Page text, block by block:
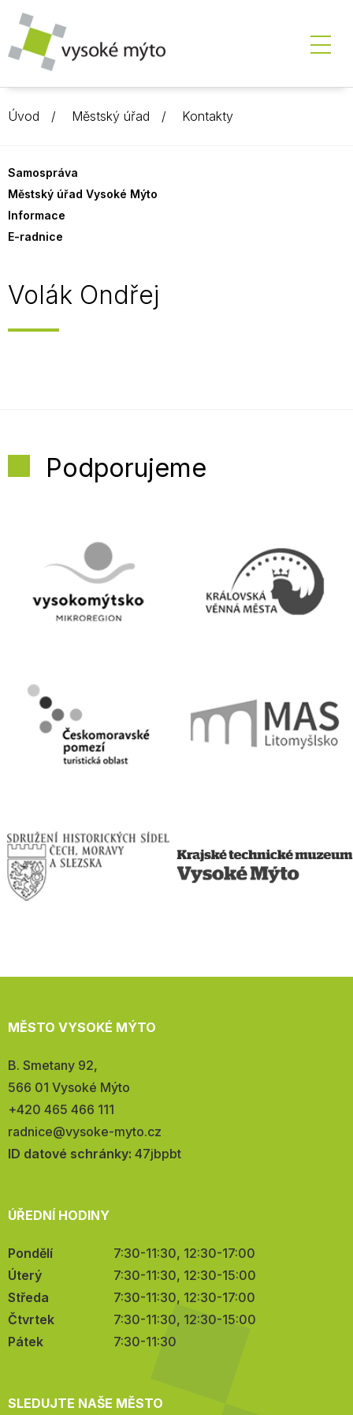
Úvod Městský úřad Kontakty
Samospráva
Městský úřad Vysoké Mýto
Informace
E-radnice
Volák Ondřej
Podporujeme
MĚSTO VYSOKÉ MÝTO
Adresa:
B. Smetany 92,
566 01 Vysoké Mýto
Telefon:
+420 465 466 111
E-
mail:
radnice@vysoke-myto.cz
ID datové schránky: 47jbpbt
ÚŘEDNÍ HODINY
Pondělí
7:30-11:30, 12:30-17:00
Úterý
7:30-11:30, 12:30-15:00
Středa
7:30-11:30, 12:30-17:00
Čtvrtek
7:30-11:30, 12:30-15:00
Pátek
7:30-11:30
SLEDUJTE NAŠE MĚSTO